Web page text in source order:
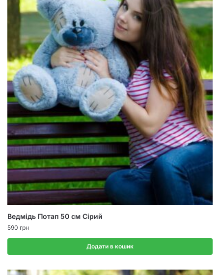
Ведмідь Потап 50 см Сірий
590 грн
Додати в кошик